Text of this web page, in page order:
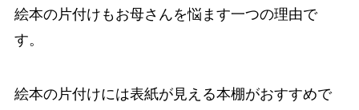
絵本の片付けもお母さんを悩ます一つの理由で
す。
絵本の片付けには表紙が見える本棚がおすすめで